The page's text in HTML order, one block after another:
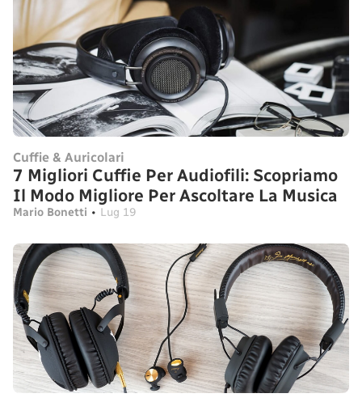
Cuffie & Auricolari
7 Migliori Cuffie Per Audiofili: Scopriamo
Il Modo Migliore Per Ascoltare La Musica
Mario Bonetti • Lug 19